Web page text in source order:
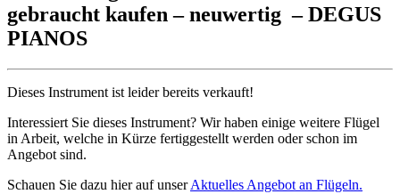
gebraucht kaufen – neuwertig – DEGUS
PIANOS
Dieses Instrument ist leider bereits verkauft!
Interessiert Sie dieses Instrument? Wir haben einige weitere Flügel
in Arbeit, welche in Kürze fertiggestellt werden oder schon im
Angebot sind.
Schauen Sie dazu hier auf unserAktuelles Angebot an Flügeln.